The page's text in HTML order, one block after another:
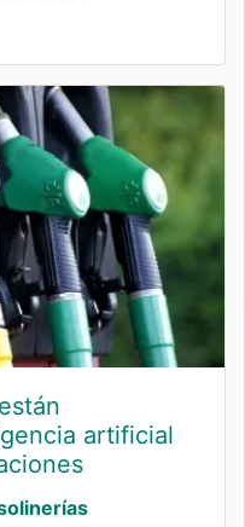
artificial